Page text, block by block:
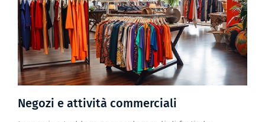
Negozi e attività commerciali